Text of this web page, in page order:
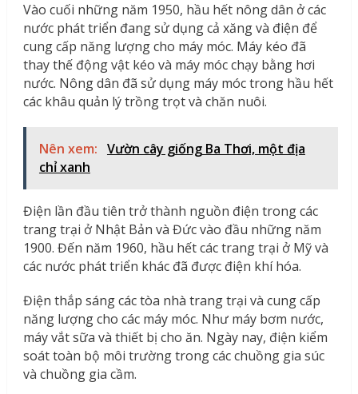
Vào cuối những năm 1950, hầu hết nông dân ở các
nước phát triển đang sử dụng cả xăng và điện để
cung cấp năng lượng cho máy móc. Máy kéo đã
thay thế động vật kéo và máy móc chạy bằng hơi
nước. Nông dân đã sử dụng máy móc trong hầu hết
các khâu quản lý trồng trọt và chăn nuôi.
Nên xem: Vườn cây giống Ba Thơi, một địa
chỉ xanh
Điện lần đầu tiên trở thành nguồn điện trong các
trang trại ở Nhật Bản và Đức vào đầu những năm
1900. Đến năm 1960, hầu hết các trang trại ở Mỹ và
các nước phát triển khác đã được điện khí hóa.
Điện thắp sáng các tòa nhà trang trại và cung cấp
năng lượng cho các máy móc. Như máy bơm nước,
máy vắt sữa và thiết bị cho ăn. Ngày nay, điện kiểm
soát toàn bộ môi trường trong các chuồng gia súc
và chuồng gia cầm.